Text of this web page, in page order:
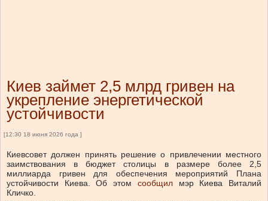
Киев займет 2,5 млрд гривен на
укрепление энергетической
устойчивости
[12:30 18 июня 2026 года ]
Киевсовет должен принять решение о привлечении местного
заимствования в бюджет столицы в размере более 2,5
миллиарда гривен для обеспечения мероприятий Плана
устойчивости Киева.
Об этом сообщил
мэр Киева Виталий
Кличко.